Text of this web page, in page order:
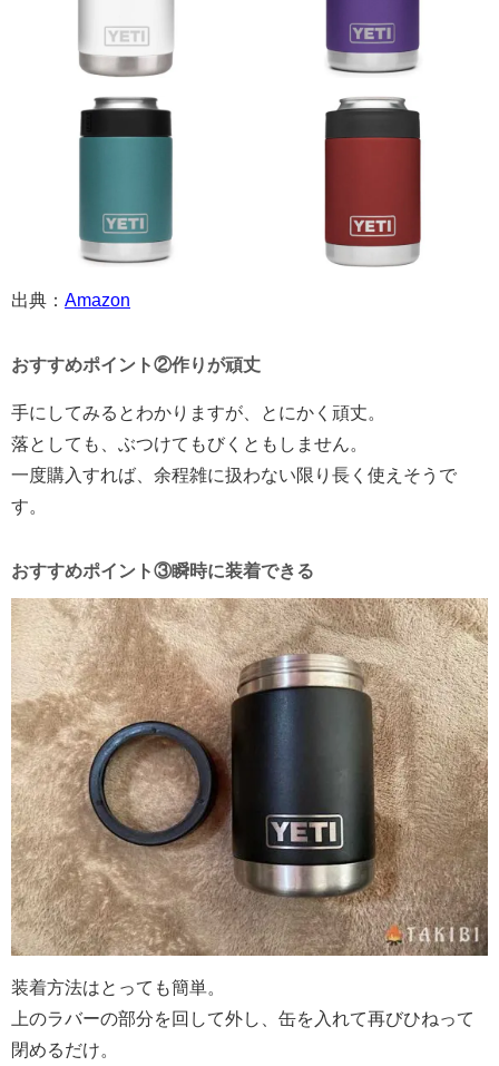
出典： Amazon
おすすめポイント②作りが頑丈
手にしてみるとわかりますが、とにかく頑丈。
落としても、ぶつけてもびくともしません。
一度購入すれば、余程雑に扱わない限り長く使えそうで
す。
おすすめポイント③瞬時に装着できる
装着方法はとっても簡単。
上のラバーの部分を回して外し、缶を入れて再びひねって
閉めるだけ。